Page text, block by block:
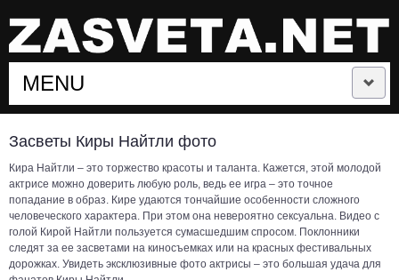
MENU
СЛУЧАЙНЫЕ ЗАСВЕТЫ
ЗАСВЕТЫ ЗНАМЕНИТОСТЕЙ
ЗАСВЕТЫ СПОРТСМЕНОК
ЛЕТНИЕ ЗАСВЕТЫ
Засветы Киры Найтли фото
Кира Найтли – это торжество красоты и таланта. Кажется, этой молодой
актрисе можно доверить любую роль, ведь ее игра – это точное
попадание в образ. Кире удаются тончайшие особенности сложного
человеческого характера. При этом она невероятно сексуальна. Видео с
голой Кирой Найтли пользуется сумасшедшим спросом. Поклонники
следят за ее засветами на киносъемках или на красных фестивальных
дорожках. Увидеть эксклюзивные фото актрисы – это большая удача для